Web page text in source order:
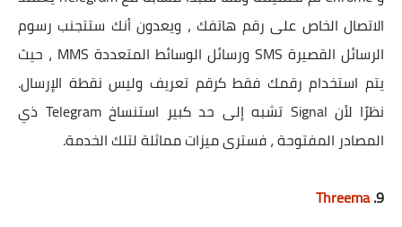
الاتصال الخاص على رقم هاتفك ، ويعدون أنك ستتجنب رسوم
الرسائل القصيرة SMS ورسائل الوسائط المتعددة MMS ، حيث
يتم استخدام رقمك فقط كرقم تعريف وليس نقطة الإرسال.
نظرًا لأن Signal تشبه إلى حد كبير استنساخ Telegram ذي
المصادر المفتوحة ، فسترى ميزات مماثلة لتلك الخدمة.
9.
Threema